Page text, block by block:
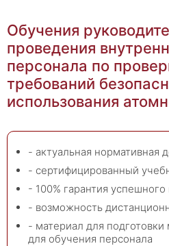
Обучения
проведения
персонала по
требований
использования
- актуальная нормативная
- сертифицированный
- 100% гарантия успешного
- возможность
- материал для
для обучения персонала